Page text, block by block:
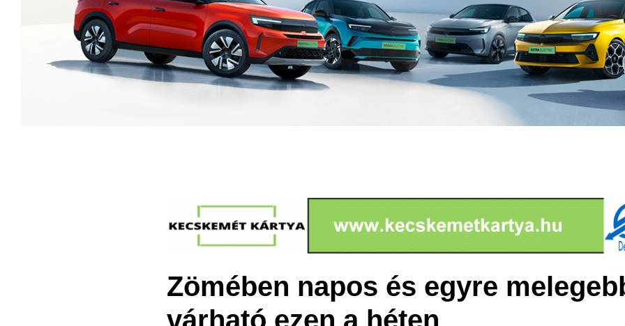
Zömében napos és egyre